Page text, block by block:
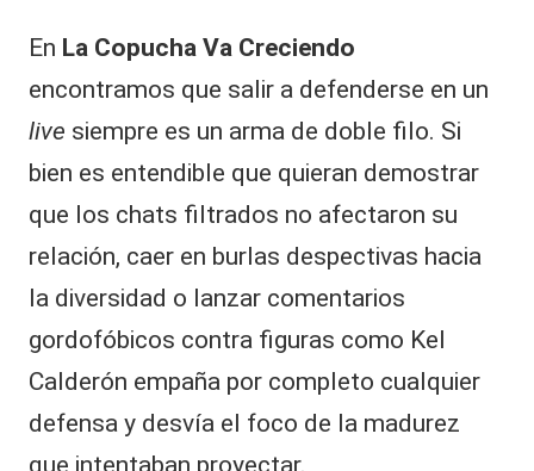
En La Copucha Va Creciendo
encontramos que salir a defenderse en un
live siempre es un arma de doble filo. Si
bien es entendible que quieran demostrar
que los chats filtrados no afectaron su
relación, caer en burlas despectivas hacia
la diversidad o lanzar comentarios
gordofóbicos contra figuras como Kel
Calderón empaña por completo cualquier
defensa y desvía el foco de la madurez